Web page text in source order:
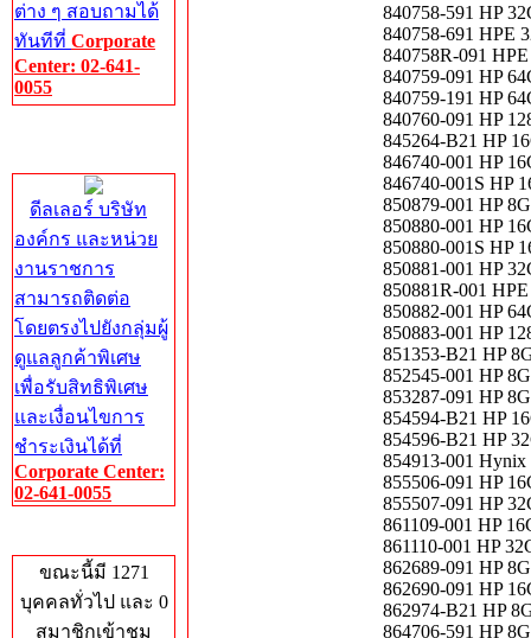
ต่าง ๆ สอบถามได้
ทันทีที่ Corporate
Center: 02-641-
0055
ดีลเลอร์ บริษัท
องค์กร และหน่วย
งานราชการ
สามารถติดต่อ
โดยตรงไปยังกลุ่มผู้
ดูแลลูกค้าพิเศษ
เพื่อรับสิทธิพิเศษ
และเงื่อนไขการ
ชำระเงินได้ที่
Corporate Center:
02-641-0055
ขณะนี้มี 1271
บุคคลทั่วไป และ 0
สมาชิกเข้าชม
840758-591 HP
840758-691 HPE
840758R-091
840759-091 HP
840759-191 HP
840760-091 HP
845264-B21 HP
846740-001 HP
846740-001S HP
850879-001 HP
850880-001 HP
850880-001S HP
850881-001 HP
850881R-001
850882-001 HP
850883-001 HP
851353-B21 HP
852545-001 HP
853287-091 HP
854594-B21 HP
854596-B21 HP
854913-001
855506-091 HP
855507-091 HP
861109-001 HP
861110-001 HP
862689-091 HP
862690-091 HP
862974-B21 HP
864706-591 HP